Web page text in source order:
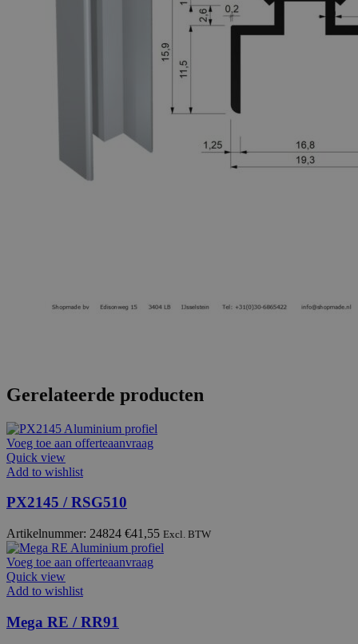
Gerelateerde producten
Voeg toe aan offerteaanvraag
Quick view
Add to wishlist
PX2145 / RSG510
Artikelnummer: 24824 €41,55 Excl. BTW
Voeg toe aan offerteaanvraag
Quick view
Add to wishlist
Mega RE / RR91